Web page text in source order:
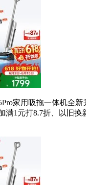
家用吸拖一体机全
满1元打8.7折、以旧